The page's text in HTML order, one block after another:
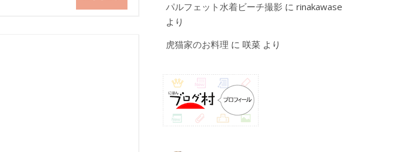
パルフェット水着ビーチ撮影 に rinakawase
より
虎猫家のお料理 に 咲菜 より